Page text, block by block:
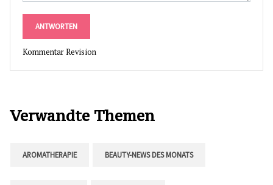
ANTWORTEN
Kommentar Revision
Verwandte Themen
AROMATHERAPIE BEAUTY-NEWS DES MONATS